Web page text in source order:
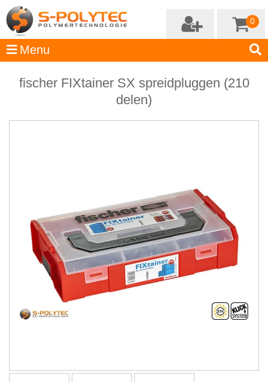
0
fischer FIXtainer SX spreidpluggen (210
delen)